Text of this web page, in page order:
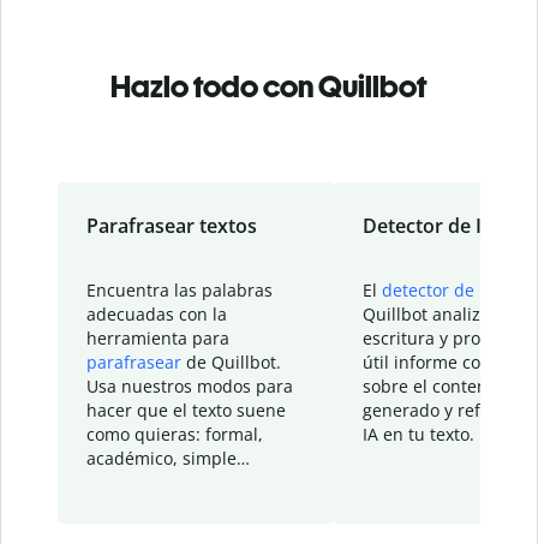
Hazlo todo con Quillbot
Parafrasear textos
Encuentra las palabras
adecuadas con la
herramienta para
parafrasear de Quillbot.
Usa nuestros modos para
hacer que el texto suene
como quieras: formal,
académico, simple…
Detector de IA
El detector de IA
Quillbot analiza tu
escritura y
útil informe con
sobre el contenido
generado y refinado
IA en tu texto.